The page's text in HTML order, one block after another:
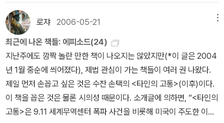
에 나누어 실었다가, 1920년에 『종교사회학 논문집』 제1권에 이를
다시 수정, 증보해 실었다. 그런데 두 원고는 주제가 상이하다고 한다.
이후의 학자들은 첫 번째 원문을 찾아보지 않은 탓에, 두 번째 원문이
첫 번째 원문인 양 잘못 믿어왔다고 한다. 파슨즈가 번역한 것도 후자
이다.)10. 어빙 고프먼, 『자아연출의 사회학』(2016년에 국역본이 나
왔다.)11. 조지 허버트 미드, 『정신 자아 사회』 12. 다시 9위에 나왔던
탈콧 파슨즈, 『The Social System』(위 책의 국역본은 없지만, 『T
he System of Modern Societies』는 국역본이 있다.)13. 에밀 뒤
인 힘의 활력을 감지했고, 바타유는 고야가 파멸하는 현대 사회의 비
통함 전체를 최초로 언급했다고 평가했다. 책은 이렇게 철학자들의
그림 감상법을 통해 그림읽기의 새로운 지평을 제시한다.서문: 회화
로 비상하는 사상가들[1장] 여명의 표류자: 다 빈치와 니체니체와 르
네상스바위산을 걸어간 사람체사레 보르자와 레오나르도 다 빈치상
실과 멸망의 미학새로운 해석으로: 바타유의 다 빈치론근대의 여명기
를 표류하다[2부] 죽음의 원근법: 홀바인과 프로이트프로이트가 개
척한 지평1차 세계대전의 비극살아 있다는 것을 잊었는가죽음의 춤
은 들뢰즈보다 오히려 푸코의 인기가 높았다. 물론 서양 사상을 즉각
적으로 체감할 수 없는 우리나라 상황이 들뢰즈의 다양한 모서리를
품기엔 아직 미지근했는가보다. 어쨌든, 푸코의 예언은 들어맞았다.
앞으로 '들뢰즈의 시대가 될거라는..'. <푸코에게 역사의 문법을 배우
다>는 우리나라 한 젊은 역사학자의 눈으로 어떻게 푸코를 통해서지
금 우리의 역사를읽어볼 수 있는지를 더듬어 보는 책으로 보인다. 그
러니 너무 무겁지않게, 저자가 하고 싶었던 말과거기에 따라다니는
푸코의 입김을 볼 수 있을 것 같다. 째려보고, 노려보고.. 구멍 나겠
다. <글 째려보기>, <말 노려보기> 특히 <글 째려보기>는 다양한 글
로쟈 2006-05-21
최근에 나온 책들: 에피소드(24)
지난주에도 깜짝 놀란 만한 책이 나오지는 않았지만(*이 글은 2004
년 1월 중순에 씌어졌다), 제법 관심이 가는 책들이 여러 권 나왔다.
제일 먼저 손꼽고 싶은 것은 수잔 손택의 <타인의 고통>(이후)이다.
이 책을 꼽은 것은 물론 시의성 때문이다. 소개글에 의하면, “<타인의
고통>은 9.11 세계무역센터 폭파 사건을 비롯해 미국이 주도한 이라